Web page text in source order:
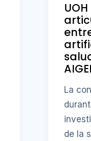
La
de la